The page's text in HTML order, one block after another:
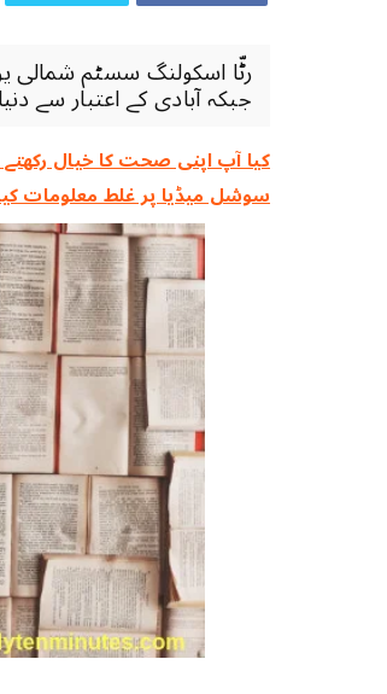
جبکہ آبادی کے اعتبار سے دنیا میں 114
کیا آپ اپنی صحت کا خیال
سوشل میڈیا پر غلط معلومات